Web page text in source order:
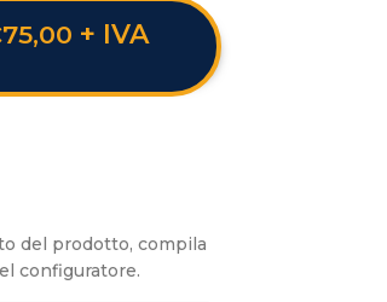
75,00 + IVA
del prodotto, compila
configuratore.